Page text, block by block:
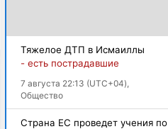
Тяжелое ДТП в Исмаиллы
- есть пострадавшие
7 августа 22:13 (UTC+04),
Общество
Страна ЕС проведет учения по